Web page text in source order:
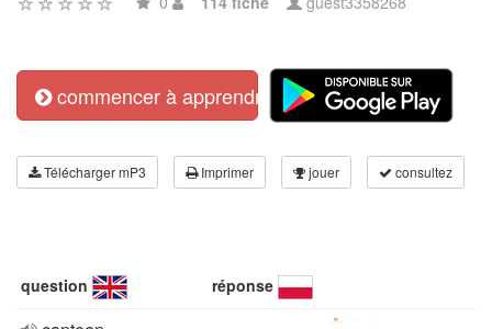
commencer à apprendre
Télécharger mP3 Imprimer jouer consultez
question réponse